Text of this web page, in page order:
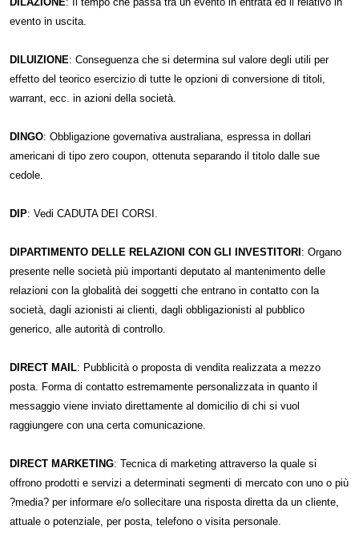
evento in uscita.
DILUIZIONE: Conseguenza che si determina sul valore degli utili per
effetto del teorico esercizio di tutte le opzioni di conversione di titoli,
warrant, ecc. in azioni della società.
DINGO: Obbligazione governativa australiana, espressa in dollari
americani di tipo zero coupon, ottenuta separando il titolo dalle sue
cedole.
DIP: Vedi CADUTA DEI CORSI.
DIPARTIMENTO DELLE RELAZIONI CON GLI INVESTITORI : Organo
presente nelle società più importanti deputato al mantenimento delle
relazioni con la globalità dei soggetti che entrano in contatto con la
società, dagli azionisti ai clienti, dagli obbligazionisti al pubblico
generico, alle autorità di controllo.
DIRECT MAIL: Pubblicità o proposta di vendita realizzata a mezzo
posta. Forma di contatto estremamente personalizzata in quanto il
messaggio viene inviato direttamente al domicilio di chi si vuol
raggiungere con una certa comunicazione.
DIRECT MARKETING: Tecnica di marketing attraverso la quale si
offrono prodotti e servizi a determinati segmenti di mercato con uno o più
?media? per informare e/o sollecitare una risposta diretta da un cliente,
attuale o potenziale, per posta, telefono o visita personale.